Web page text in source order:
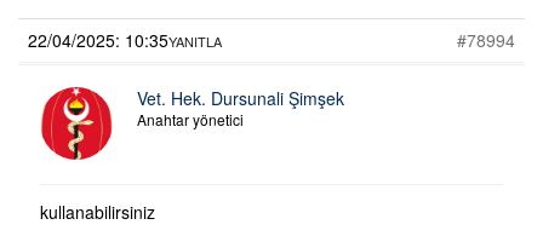
22/04/2025: 10:35 #78994
YANITLA
Vet. Hek. Dursunali Şimşek
Anahtar yönetici
kullanabilirsiniz